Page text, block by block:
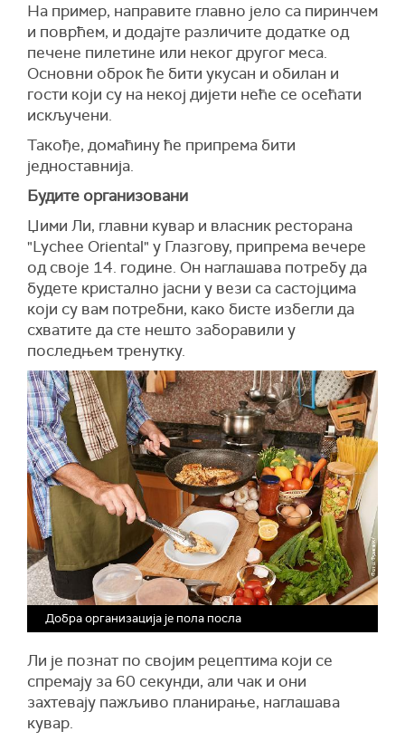
На пример, направите главно јело са пиринчем
и поврћем, и додајте различите додатке од
печене пилетине или неког другог меса.
Основни оброк ће бити укусан и обилан и
гости који су на некој дијети неће се осећати
искључени.
Такође, домаћину ће припрема бити
једноставнија.
Будите организовани
Џими Ли, главни кувар и власник ресторана
"Lychee Oriental" у Глазгову, припрема вечере
од своје 14. године. Он наглашава потребу да
будете кристално јасни у вези са састојцима
који су вам потребни, како бисте избегли да
схватите да сте нешто заборавили у
последњем тренутку.
Добра организација је пола посла
Ли је познат по својим рецептима који се
спремају за 60 секунди, али чак и они
захтевају пажљиво планирање, наглашава
кувар.